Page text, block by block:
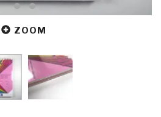
ZOOM